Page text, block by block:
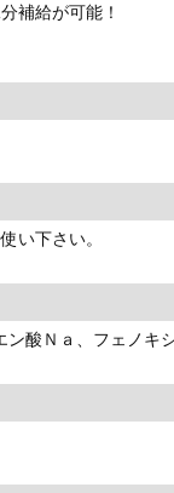
補給が可能！
い下さい。
酸Ｎａ、フェノキ